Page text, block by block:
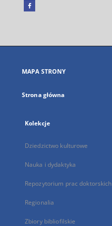
Facebook
się
karcie
MAPA STRONY
Strona główna
Kolekcje
Dziedzictwo kulturowe
Nauka i dydaktyka
Repozytorium prac doktorskich
Regionalia
Zbiory bibliofilskie